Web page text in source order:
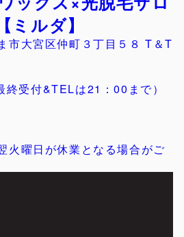
ルダ】
市大宮区仲町３丁目５８ T＆T
受付&TELは21：00まで）
火曜日が休業となる場合がご